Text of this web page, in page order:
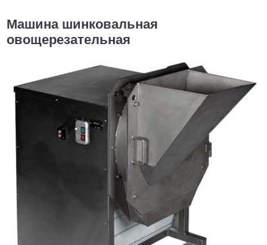
Машина шинковальная
овощерезательная